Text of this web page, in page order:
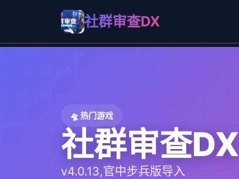
社群审查DX
🛸 热门游戏
社群审查DX
v4.0.13,官中步兵版导入